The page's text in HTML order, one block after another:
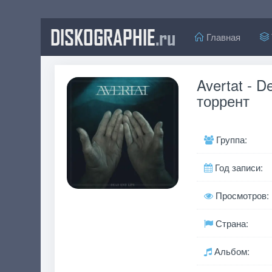
DISKOGRAPHIE.ru Главная
Avertat -
торрент
Группа:
Год записи:
Просмотров:
Страна:
Альбом: